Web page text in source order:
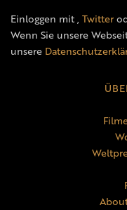
Einloggen mit, Twitter
Wenn Sie unsere
unsere